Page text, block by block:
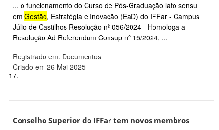
... o funcionamento do Curso de Pós-Graduação lato sensu
em Gestão, Estratégia e Inovação (EaD) do IFFar - Campus
Júlio de Castilhos Resolução nº 056/2024 - Homologa a
Resolução Ad Referendum Consup nº 15/2024, ...
Registrado em: Documentos
Criado em 26 Mai 2025
17.
Conselho Superior do IFFar tem novos membros